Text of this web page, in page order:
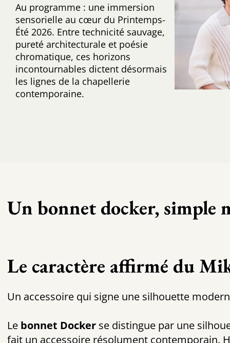
Au programme : une immersion
sensorielle au cœur du Printemps-
Été 2026. Entre technicité sauvage,
pureté architecturale et poésie
chromatique, ces horizons
incontournables dictent désormais
les lignes de la chapellerie
contemporaine.
Un bonnet docker, simple
Le caractère affirmé du
Un accessoire qui signe une silhouette
Le bonnet Docker se distingue par une
fait un accessoire résolument contemporain.